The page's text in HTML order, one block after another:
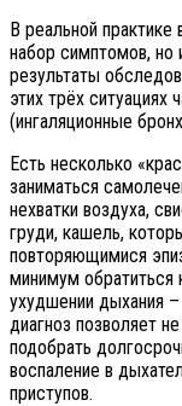
В реальной практике
набор симптомов, но
результаты
этих трёх ситуациях
(ингаляционные
Есть несколько
заниматься
нехватки воздуха,
груди, кашель,
повторяющимися
минимум обратиться
ухудшении дыхания
диагноз позволяет
подобрать
воспаление в
приступов.